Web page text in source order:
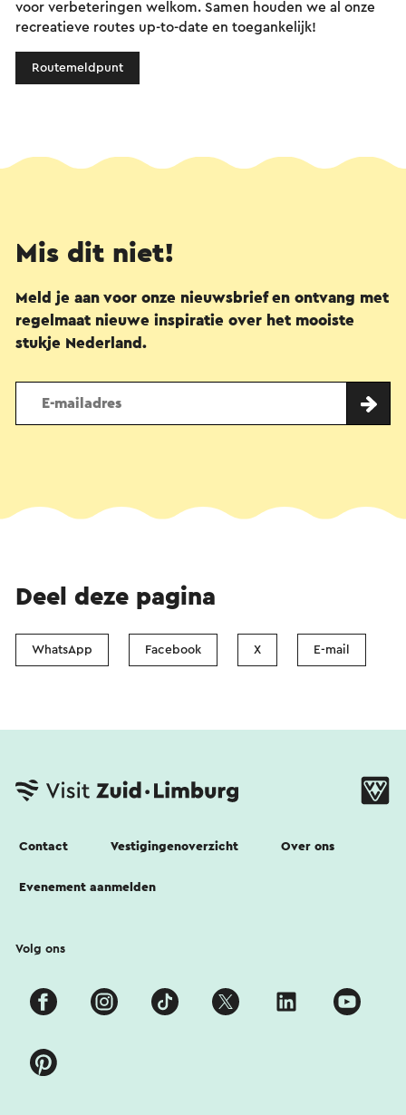
voor verbeteringen welkom. Samen houden we al onze
recreatieve routes up-to-date en toegankelijk!
Routemeldpunt
Mis dit niet!
Meld je aan voor onze nieuwsbrief en ontvang met
regelmaat nieuwe inspiratie over het mooiste
stukje Nederland.
Deel deze pagina
WhatsApp Facebook X E-mail
Contact Vestigingenoverzicht Over ons
Evenement aanmelden
Volg ons